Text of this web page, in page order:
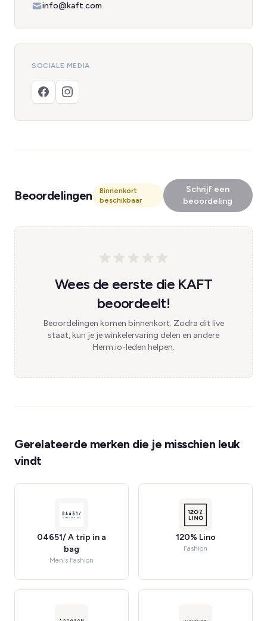
info@kaft.com
SOCIALE MEDIA
Beoordelingen
Binnenkort
beschikbaar
Schrijf een
beoordeling
Wees de eerste die KAFT
beoordeelt!
Beoordelingen komen binnenkort. Zodra dit live
staat, kun je je winkelervaring delen en andere
Herm.io-leden helpen.
Gerelateerde merken die je misschien leuk
vindt
04651/ A trip in a
bag
Men's Fashion
120% Lino
Fashion